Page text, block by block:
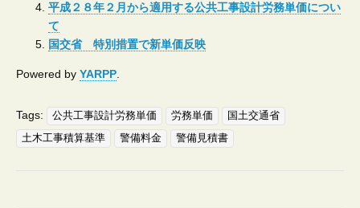
平成２８年２月から適用する公共工事設計労務単価につい
て
国交省 特別措置で新単価反映
Powered by YARPP.
Tags: 公共工事設計労務単価 労務単価
国土交通省
土木工事積算基準
警備料金 警備見積書